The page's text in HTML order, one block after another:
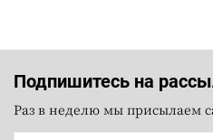
Подпишитесь на
Раз в неделю мы присылаем